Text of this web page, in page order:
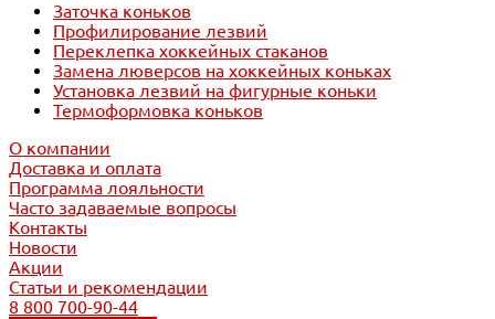
Заточка коньков
Профилирование лезвий
Переклепка хоккейных стаканов
Замена люверсов на хоккейных коньках
Установка лезвий на фигурные коньки
Термоформовка коньков
О компании
Доставка и оплата
Программа лояльности
Часто задаваемые вопросы
Контакты
Новости
Акции
Статьи и рекомендации
8 800 700-90-44